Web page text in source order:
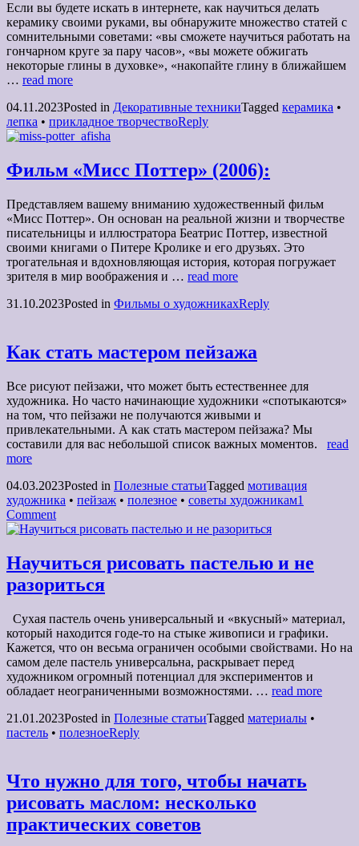
Если вы будете искать в интернете, как научиться делать
керамику своими руками, вы обнаружите множество статей с
сомнительными советами: «вы сможете научиться работать на
гончарном круге за пару часов», «вы можете обжигать
некоторые глины в духовке», «накопайте глину в ближайшем
… read more
04.11.2023Posted in Декоративные техникиTagged керамика •
лепка • прикладное творчествоReply
Фильм «Мисс Поттер» (2006):
Представляем вашему вниманию художественный фильм
«Мисс Поттер». Он основан на реальной жизни и творчестве
писательницы и иллюстратора Беатрис Поттер, известной
своими книгами о Питере Кролике и его друзьях. Это
трогательная и вдохновляющая история, которая погружает
зрителя в мир воображения и … read more
31.10.2023Posted in Фильмы о художникахReply
Как стать мастером пейзажа
Все рисуют пейзажи, что может быть естественнее для
художника. Но часто начинающие художники «спотыкаются»
на том, что пейзажи не получаются живыми и
привлекательными. А как стать мастером пейзажа? Мы
составили для вас небольшой список важных моментов. read
more
04.03.2023Posted in Полезные статьиTagged мотивация
художника • пейзаж • полезное • советы художникам1
Comment
Научиться рисовать пастелью и не
разориться
Сухая пастель очень универсальный и «вкусный» материал,
который находится годе-то на стыке живописи и графики.
Кажется, что он весьма ограничен особыми свойствами. Но на
самом деле пастель универсальна, раскрывает перед
художником огромный потенциал для экспериментов и
обладает неограниченными возможностями. … read more
21.01.2023Posted in Полезные статьиTagged материалы •
пастель • полезноеReply
Что нужно для того, чтобы начать
рисовать маслом: несколько
практических советов